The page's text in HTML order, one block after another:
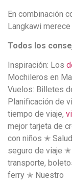
En combinación
Langkawi merece
Todos los
Inspiración: Los
Mochileros en
Vuelos: Billetes
Planificación de
tiempo de viaje,
mejor tarjeta de
con niños ✭
seguro de viaje
transporte,
ferry ✭ Nuestro